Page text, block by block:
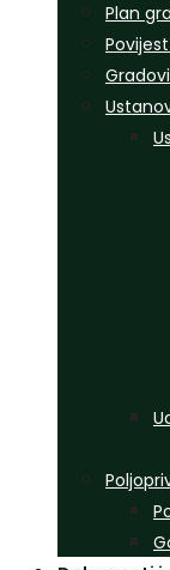
Plan